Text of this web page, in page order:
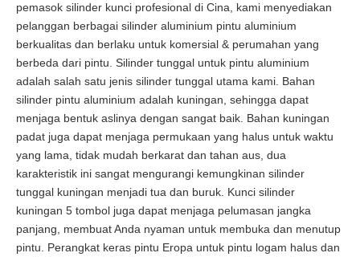
pemasok silinder kunci profesional di Cina, kami menyediakan
pelanggan berbagai silinder aluminium pintu aluminium
berkualitas dan berlaku untuk komersial & perumahan yang
berbeda dari pintu. Silinder tunggal untuk pintu aluminium
adalah salah satu jenis silinder tunggal utama kami. Bahan
silinder pintu aluminium adalah kuningan, sehingga dapat
menjaga bentuk aslinya dengan sangat baik. Bahan kuningan
padat juga dapat menjaga permukaan yang halus untuk waktu
yang lama, tidak mudah berkarat dan tahan aus, dua
karakteristik ini sangat mengurangi kemungkinan silinder
tunggal kuningan menjadi tua dan buruk. Kunci silinder
kuningan 5 tombol juga dapat menjaga pelumasan jangka
panjang, membuat Anda nyaman untuk membuka dan menutup
pintu. Perangkat keras pintu Eropa untuk pintu logam halus dan